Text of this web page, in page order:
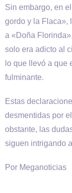
Sin embargo, en
gordo y la Flaca»,
a «Doña
solo era adicto al
lo que llevó a que
fulminante.
Estas
desmentidas por
obstante, las
siguen intrigando
Por Meganoticias